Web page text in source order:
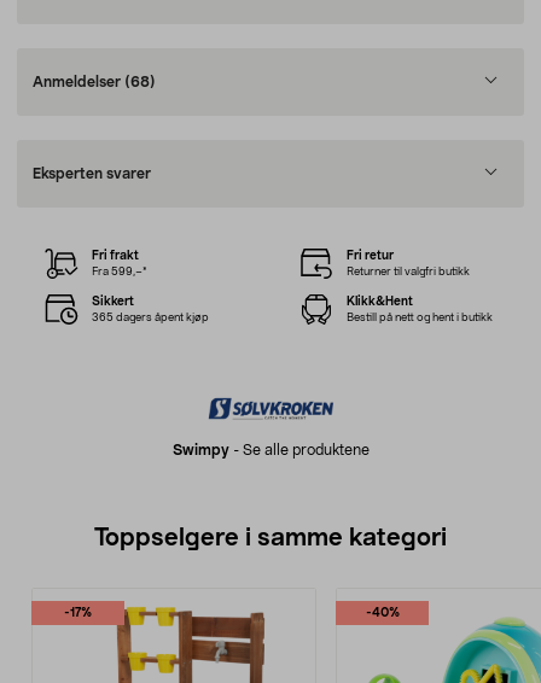
Anmeldelser (68)
Eksperten svarer
Swimpy- Se alle produktene
Fri frakt
Fra 599,–*
Fri retur
Returner til valgfri butikk
Sikkert
365 dagers åpent kjøp
Klikk&Hent
Bestill på nett og hent i butikk
Toppselgere i samme kategori
-17% -40%